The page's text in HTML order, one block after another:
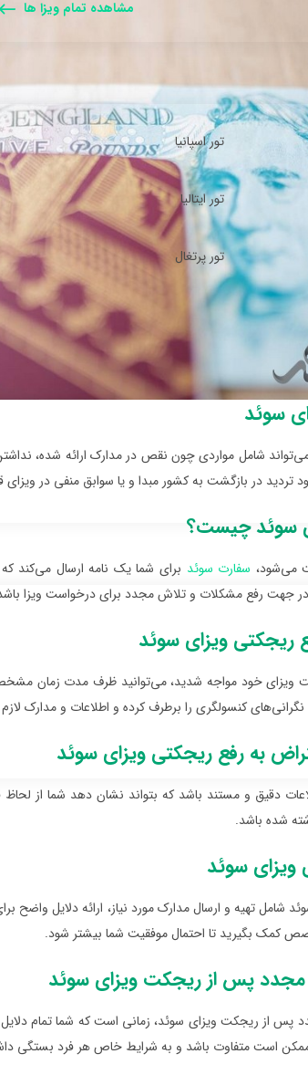
مشاهده تمام ویزا ها
تور اسپانیا
تور ایتالیا
تور پرتغال
سوئد
شامل مواردی چون نقص در مدارک ارائه شده،
تردید در بازگشت به کشور مبدا و یا سوابق منفی در ویزای
سوئد چیست؟
می‌شود، سفارت سوئد برای شما یک نامه ارسال می‌کند
در جهت رفع مشکلات و تلاش مجدد برای درخواست ویزا
ریجکتی ویزای سوئد
ویزای خود مواجه شدید، می‌توانید ظرف مدت زمان
کنسولگری را برطرف کرده و اطلاعات و مدارک لازم
به رفع ریجکتی ویزای سوئد
دقیق و مستند باشد که بتواند نشان دهد شما از
شده باشد.
ویزای سوئد
شامل تهیه و ارسال مدارک مورد نیاز، ارائه دلایل
کمک بگیرید تا احتمال موفقیت شما بیشتر شود.
مجدد پس از ریجکت ویزای سوئد
پس از ریجکت ویزای سوئد، زمانی است که شما تمام
است متفاوت باشد و به شرایط خاص هر فرد بستگی